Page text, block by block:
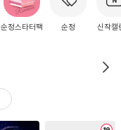
순정스타터팩 순정 신작캘